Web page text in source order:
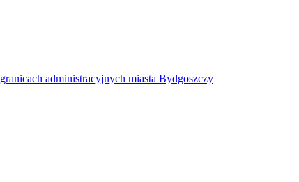
administracyjnych miasta Bydgoszczy